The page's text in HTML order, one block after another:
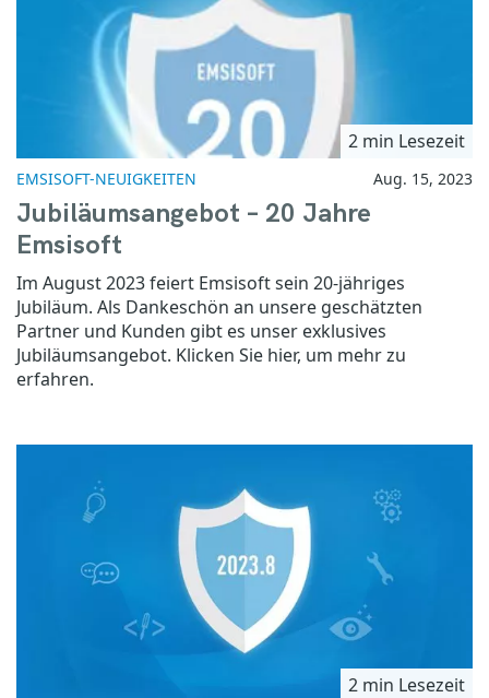
2 min Lesezeit
Aug. 15, 2023
EMSISOFT-NEUIGKEITEN
Jubiläumsangebot – 20 Jahre
Emsisoft
Im August 2023 feiert Emsisoft sein 20-jähriges
Jubiläum. Als Dankeschön an unsere geschätzten
Partner und Kunden gibt es unser exklusives
Jubiläumsangebot. Klicken Sie hier, um mehr zu
erfahren.
2 min Lesezeit